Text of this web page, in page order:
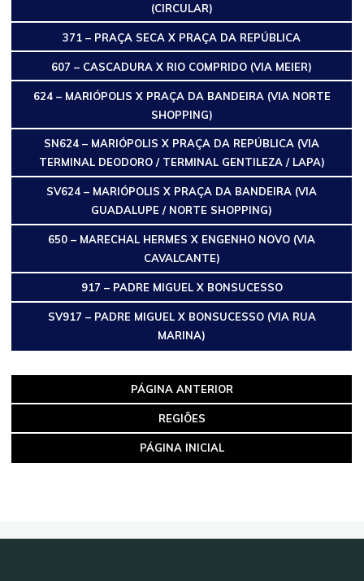
(CIRCULAR)
371 – PRAÇA SECA X PRAÇA DA REPÚBLICA
607 – CASCADURA X RIO COMPRIDO (VIA MEIER)
624 – MARIÓPOLIS X PRAÇA DA BANDEIRA (VIA NORTE
SHOPPING)
SN624 – MARIÓPOLIS X PRAÇA DA REPÚBLICA (VIA
TERMINAL DEODORO / TERMINAL GENTILEZA / LAPA)
SV624 – MARIÓPOLIS X PRAÇA DA BANDEIRA (VIA
GUADALUPE / NORTE SHOPPING)
650 – MARECHAL HERMES X ENGENHO NOVO (VIA
CAVALCANTE)
917 – PADRE MIGUEL X BONSUCESSO
SV917 – PADRE MIGUEL X BONSUCESSO (VIA RUA
MARINA)
PÁGINA ANTERIOR
REGIÕES
PÁGINA INICIAL